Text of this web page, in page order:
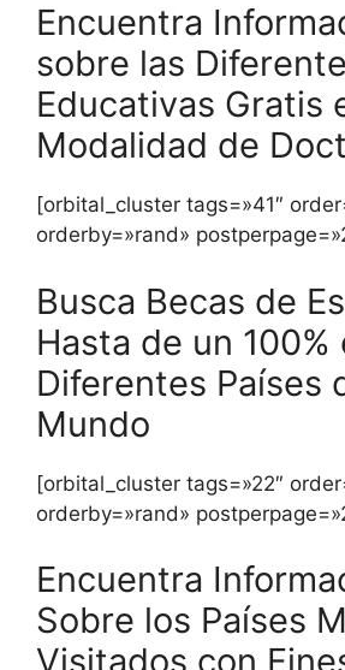
Encuentra
sobre las
Educativas Gratis
Modalidad de
[orbital_cluster tags=»41″
orderby=»rand»
Busca Becas de
Hasta de un 100%
Diferentes Países
Mundo
[orbital_cluster tags=»22″
orderby=»rand»
Encuentra
Sobre los Países
Visitados con